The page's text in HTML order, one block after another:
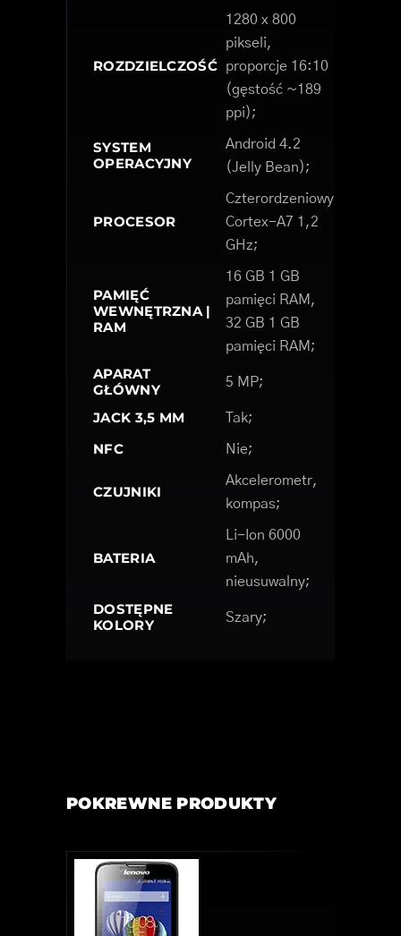
ROZDZIELCZOŚĆ
1280 x 800
pikseli,
proporcje 16:10
(gęstość ~189
ppi);
SYSTEM
OPERACYJNY
Android 4.2
(Jelly Bean);
PROCESOR
Czterordzeniowy
Cortex-A7 1,2
GHz;
PAMIĘĆ
WEWNĘTRZNA |
RAM
16 GB 1 GB
pamięci RAM,
32 GB 1 GB
pamięci RAM;
APARAT
GŁÓWNY
5 MP;
JACK 3,5 MM Tak;
NFC Nie;
CZUJNIKI
Akcelerometr,
kompas;
BATERIA
Li-Ion 6000
mAh,
nieusuwalny;
DOSTĘPNE
KOLORY
Szary;
POKREWNE PRODUKTY